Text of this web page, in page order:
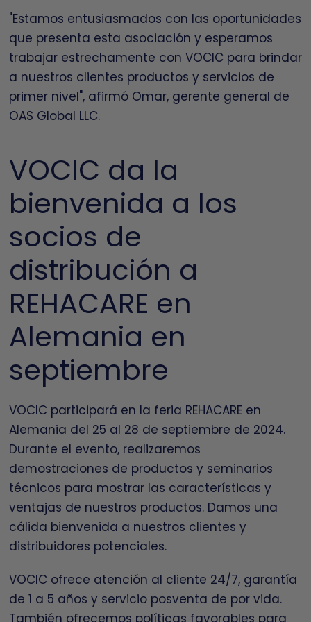
"Estamos entusiasmados con las oportunidades
que presenta esta asociación y esperamos
trabajar estrechamente con VOCIC para brindar
a nuestros clientes productos y servicios de
primer nivel", afirmó Omar, gerente general de
OAS Global LLC.
VOCIC da la
bienvenida a los
socios de
distribución a
REHACARE en
Alemania en
septiembre
VOCIC participará en la feria REHACARE en
Alemania del 25 al 28 de septiembre de 2024.
Durante el evento, realizaremos
demostraciones de productos y seminarios
técnicos para mostrar las características y
ventajas de nuestros productos. Damos una
cálida bienvenida a nuestros clientes y
distribuidores potenciales.
VOCIC ofrece atención al cliente 24/7, garantía
de 1 a 5 años y servicio posventa de por vida.
También ofrecemos políticas favorables para